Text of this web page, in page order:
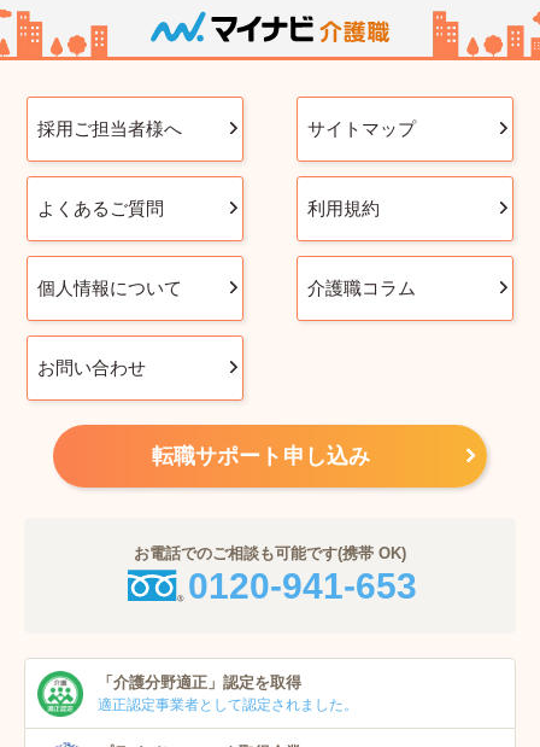
採用ご担当者様へ サイトマップ
よくあるご質問 利用規約
個人情報について 介護職コラム
お問い合わせ
転職サポート申し込み
お電話でのご相談も可能です(携帯 OK)
0120-941-653
「介護分野適正」 認定を取得
適正認定事業者として認定されました。